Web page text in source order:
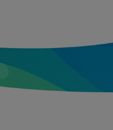
不锈钢单把冷热厨房龙头WP29209-